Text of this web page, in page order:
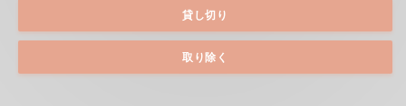
貸し切り
取り除く